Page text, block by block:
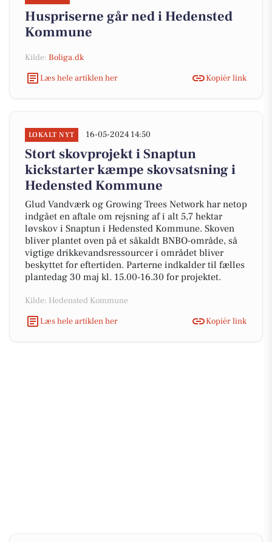
Huspriserne går ned i Hedensted
Kommune
Kilde: Boliga.dk
Læs hele artiklen her
Kopiér link
LOKALT NYT 16-05-2024 14:50
Stort skovprojekt i Snaptun
kickstarter kæmpe skovsatsning i
Hedensted Kommune
Glud Vandværk og Growing Trees Network har netop
indgået en aftale om rejsning af i alt 5,7 hektar
løvskov i Snaptun i Hedensted Kommune. Skoven
bliver plantet oven på et såkaldt BNBO-område, så
vigtige drikkevandsressourcer i området bliver
beskyttet for eftertiden. Parterne indkalder til fælles
plantedag 30 maj kl. 15.00-16.30 for projektet.
Kilde: Hedensted Kommune
Læs hele artiklen her
Kopiér link